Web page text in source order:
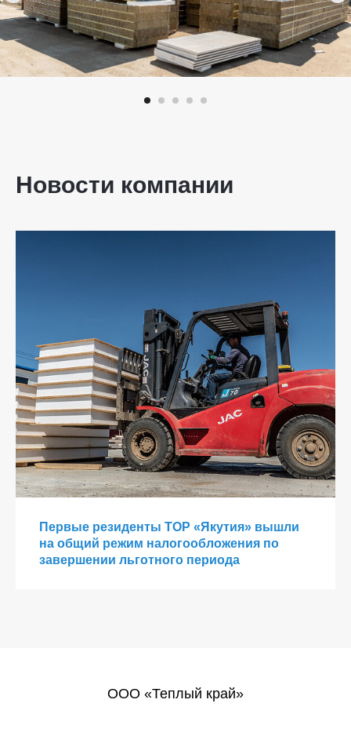
Новости компании
Первые резиденты ТОР «Якутия» вышли
на общий режим налогообложения по
завершении льготного периода
ООО «Теплый край»